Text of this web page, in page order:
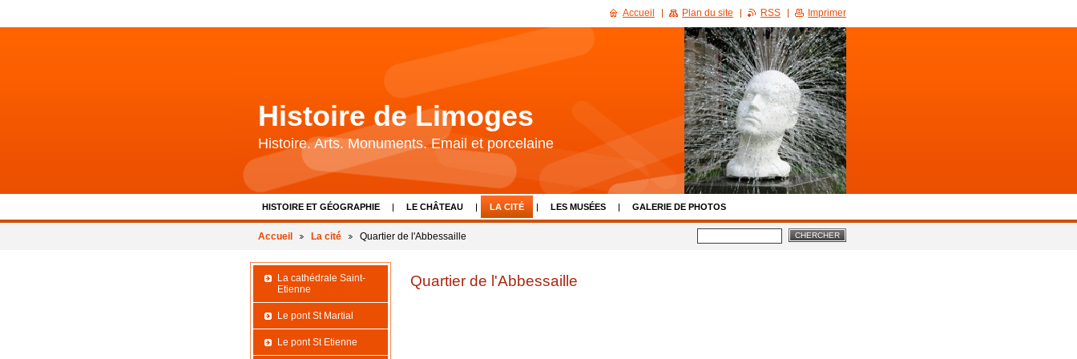
Histoire de Limoges
Histoire. Arts. Monuments. Email et porcelaine
HISTOIRE ET GÉOGRAPHIE LE CHÂTEAU LA CITÉ LES MUSÉES GALERIE DE PHOTOS
BIBLIOGRAPHIE ET LIENS CALENDRIER D'ÉVÈNEMENTS
Accueil La cité Quartier de l'Abbessaille
Quartier de l'Abbessaille
La cathédrale Saint-
Etienne
Le pont St Martial
Le pont St Etienne
Accueil Plan du site RSS Imprimer